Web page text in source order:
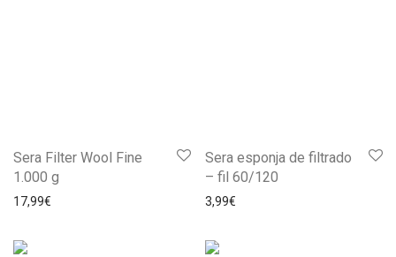
Sera Filter Wool Fine
1.000 g
17,99€
Sera esponja de filtrado
– fil 60/120
3,99€